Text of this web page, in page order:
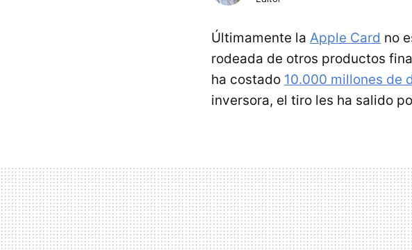
Últimamente la Apple Card no
rodeada de otros productos
ha costado 10.000 millones de
inversora, el tiro les ha salido